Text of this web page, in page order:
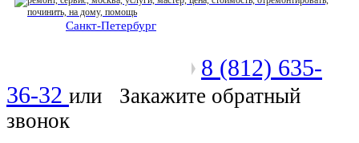
Санкт-Петербург
8 (812) 635-
36-32 или
Закажите обратный
звонок